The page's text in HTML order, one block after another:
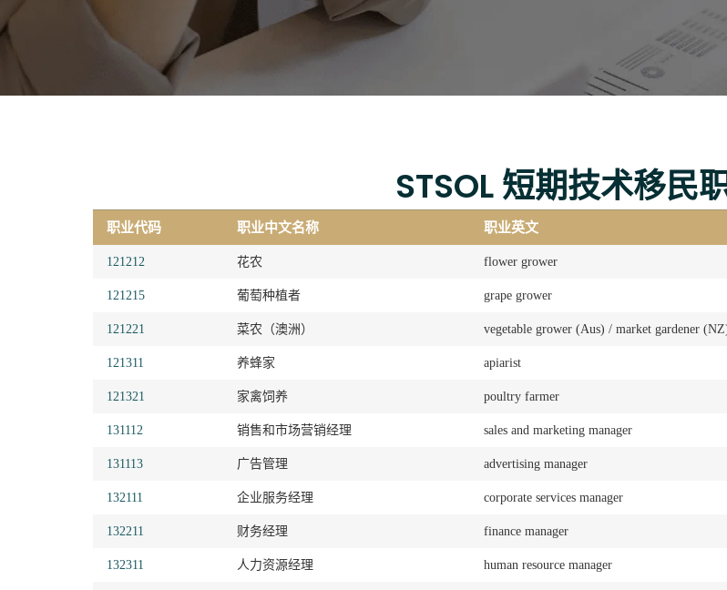
STSOL 短期技术移民
职业代码 职业中文名称 职业英文
121212 花农 flower grower
121215 葡萄种植者 grape grower
121221 菜农（澳洲） vegetable grower (Aus) / market gardener
121311 养蜂家 apiarist
121321 家禽饲养 poultry farmer
131112 销售和市场营销经理 sales and marketing manager
131113 广告管理 advertising manager
132111 企业服务经理 corporate services manager
132211 财务经理 finance manager
132311 人力资源经理 human resource manager